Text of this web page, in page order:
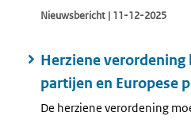
Nieuwsbericht | 11-12-2025
Herziene
partijen en Europese
De herziene verordening